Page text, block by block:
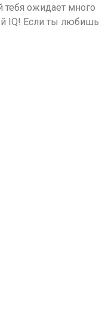
тебя ожидает много
IQ! Если ты любишь